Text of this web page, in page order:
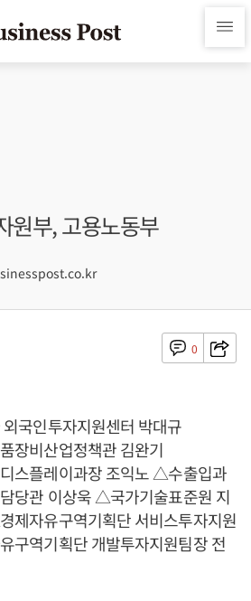
원부, 고용노동부
0
국인투자지원센터 박대규
장비산업정책관 김완기
스플레이과장 조익노 △수출입과
당관 이상욱 △국가기술표준원 지
제자유구역기획단 서비스투자지원
구역기획단 개발투자지원팀장 전